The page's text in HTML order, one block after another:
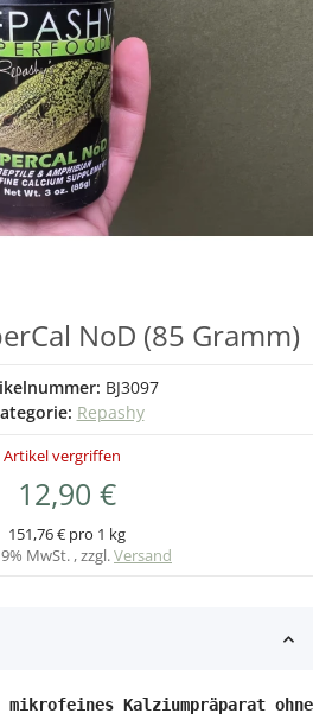
NoD (85 Gramm)
BJ3097
Repashy
Artikel vergriffen
12,90 €
151,76 € pro 1 kg
MwSt. , zzgl.Versand
mikrofeines Kalziumpräparat ohne